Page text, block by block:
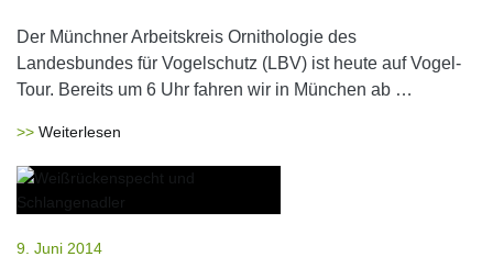
Der Münchner Arbeitskreis Ornithologie des
Landesbundes für Vogelschutz (LBV) ist heute auf Vogel-
Tour. Bereits um 6 Uhr fahren wir in München ab …
Weiterlesen
9. Juni 2014